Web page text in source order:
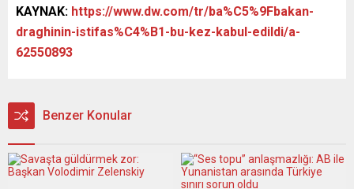
KAYNAK: https://www.dw.com/tr/ba%C5%9Fbakan-
draghinin-istifas%C4%B1-bu-kez-kabul-edildi/a-
62550893
Benzer Konular